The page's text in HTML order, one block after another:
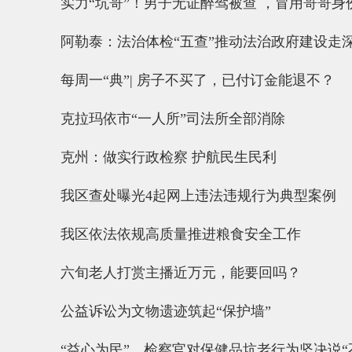
实力“坑哥”！男子无证醉驾被查 ，冒用哥哥身
阿勒泰：法治体检“五查”推动法治政府建设走
每周一“典”| 房子不买了，已付订金能退不？
克拉玛依市“一人所”司法所全部消除
克州：做实行政检察 护航民生民利
我区查处曝光4起网上违法违规行为典型案例
我区依法依规高质量推进粮食安全工作
六旬老人打赏主播近万元，能要回吗？
公益诉讼为文物遗迹筑起“保护墙”